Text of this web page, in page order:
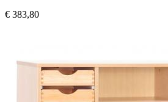
€ 383,80